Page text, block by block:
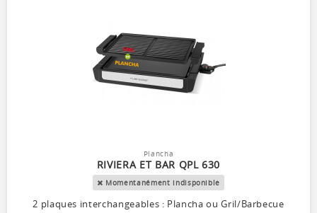
Plancha
RIVIERA ET BAR QPL 630
Momentanément indisponible
2 plaques interchangeables : Plancha ou Gril/Barbecue